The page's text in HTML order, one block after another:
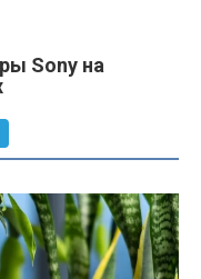
Sony на